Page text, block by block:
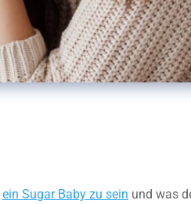
ein Sugar Baby zu sein und was